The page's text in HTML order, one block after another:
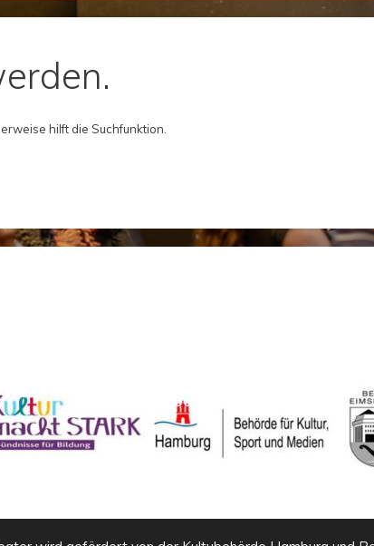
hilft die Suchfunktion.